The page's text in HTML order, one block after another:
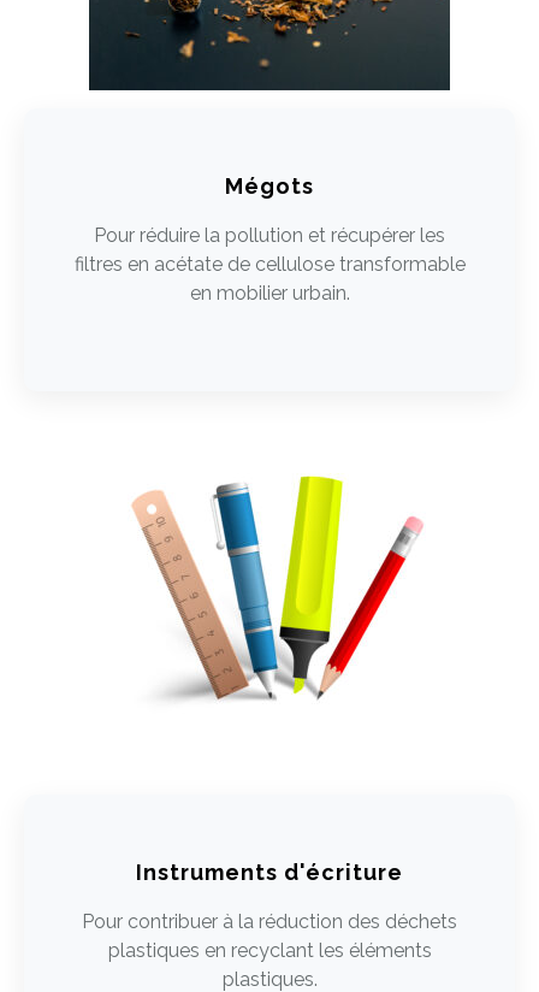
Mégots
Pour réduire la pollution et récupérer les
filtres en acétate de cellulose transformable
en mobilier urbain.
Instruments d'écriture
Pour contribuer à la réduction des déchets
plastiques en recyclant les éléments
plastiques.